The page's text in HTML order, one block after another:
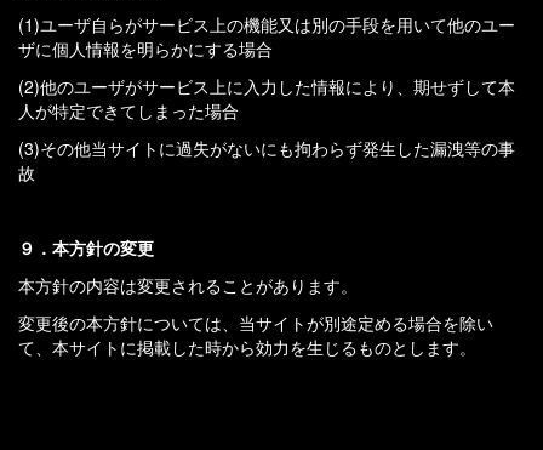
(1)ユーザ自らがサービス上の機能又は別の手段を用いて他のユー
ザに個人情報を明らかにする場合
(2)他のユーザがサービス上に入力した情報により、期せずして本
人が特定できてしまった場合
(3)その他当サイトに過失がないにも拘わらず発生した漏洩等の事
故
９．本方針の変更
本方針の内容は変更されることがあります。
変更後の本方針については、当サイトが別途定める場合を除い
て、本サイトに掲載した時から効力を生じるものとします。